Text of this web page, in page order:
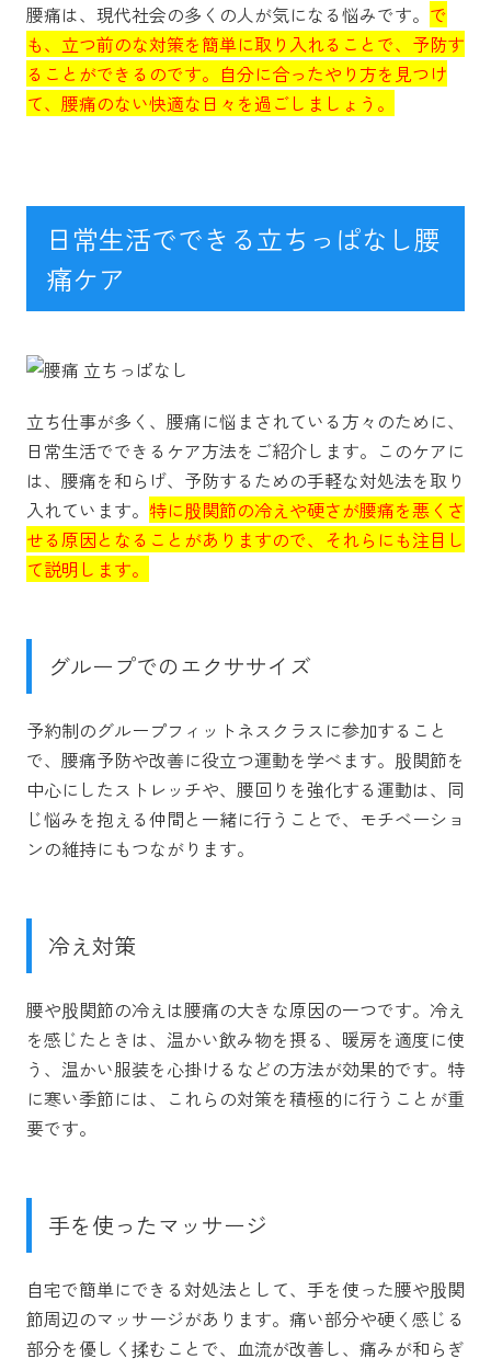
腰痛は、現代社会の多くの人が気になる悩みです。 で
も、立つ前のな対策を簡単に取り入れることで、予防す
ることができるのです。自分に合ったやり方を見つけ
て、腰痛のない快適な日々を過ごしましょう。
日常生活でできる立ちっぱなし腰
痛ケア
立ち仕事が多く、腰痛に悩まされている方々のために、
日常生活でできるケア方法をご紹介します。このケアに
は、腰痛を和らげ、予防するための手軽な対処法を取り
入れています。 特に股関節の冷えや硬さが腰痛を悪くさ
せる原因となることがありますので、それらにも注目し
て説明します。
グループでのエクササイズ
予約制のグループフィットネスクラスに参加すること
で、腰痛予防や改善に役立つ運動を学べます。股関節を
中心にしたストレッチや、腰回りを強化する運動は、同
じ悩みを抱える仲間と一緒に行うことで、モチベーショ
ンの維持にもつながります。
冷え対策
腰や股関節の冷えは腰痛の大きな原因の一つです。冷え
を感じたときは、温かい飲み物を摂る、暖房を適度に使
う、温かい服装を心掛けるなどの方法が効果的です。特
に寒い季節には、これらの対策を積極的に行うことが重
要です。
手を使ったマッサージ
自宅で簡単にできる対処法として、手を使った腰や股関
節周辺のマッサージがあります。痛い部分や硬く感じる
部分を優しく揉むことで、血流が改善し、痛みが和らぎ